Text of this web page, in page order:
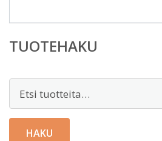
TUOTEHAKU
HAKU